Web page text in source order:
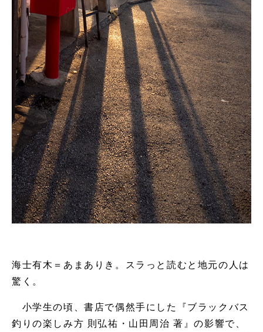
海士有木＝あまありき。スラっと読むと地元の人は
驚く。
小学生の頃、書店で偶然手にした『ブラックバス
釣りの楽しみ方 則弘祐・山田周治 著』の影響で、